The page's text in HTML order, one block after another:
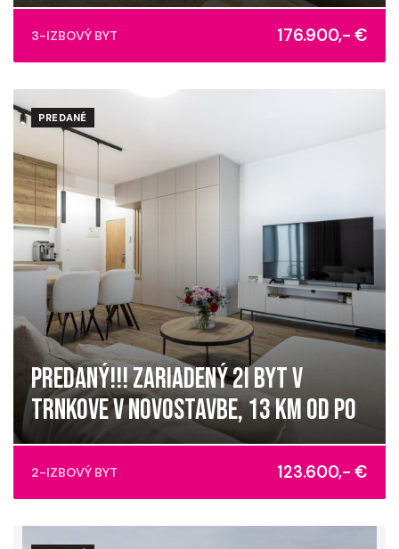
Mikovíniho, Košice - mestská časť Západ
3-IZBOVÝ BYT 176.900,- €
PREDANÉ
PREDANÝ!!! ZARIADENÝ 2I BYT V
TRNKOVE V NOVOSTAVBE, 13 KM OD PO
Slnečná, Trnkov
2-IZBOVÝ BYT 123.600,- €